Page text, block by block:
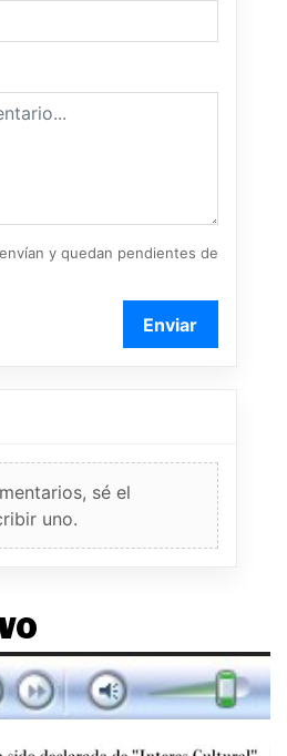
y quedan pendientes de
Enviar
sé el
uno.